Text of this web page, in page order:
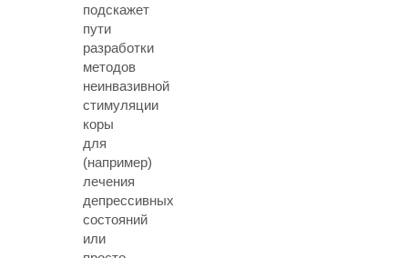
подскажет
пути
разработки
методов
неинвазивной
стимуляции
коры
для
(например)
лечения
депрессивных
состояний
или